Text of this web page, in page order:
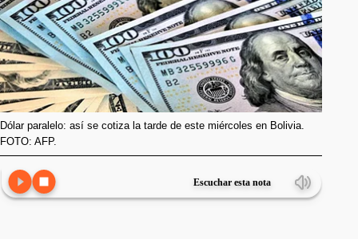
Dólar paralelo: así se cotiza la tarde de este miércoles en Bolivia.
FOTO: AFP.
Escuchar esta nota